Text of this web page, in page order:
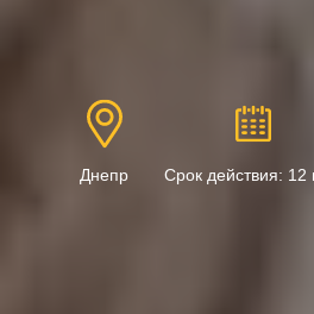
Днепр Срок действия: 12